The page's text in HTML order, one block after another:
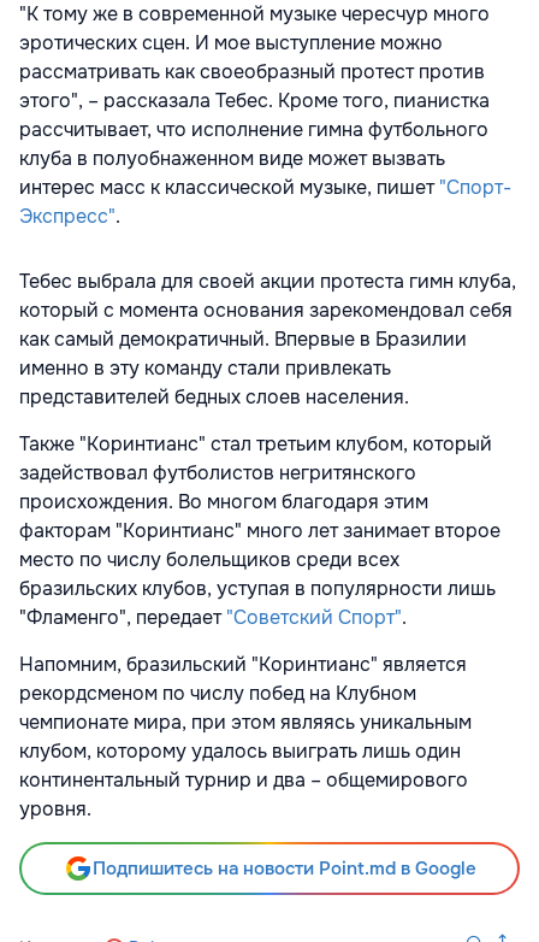
"К тому же в современной музыке чересчур много
эротических сцен. И мое выступление можно
рассматривать как своеобразный протест против
этого", – рассказала Тебес. Кроме того, пианистка
рассчитывает, что исполнение гимна футбольного
клуба в полуобнаженном виде может вызвать
интерес масс к классической музыке, пишет"Спорт-
Экспресс".
Тебес выбрала для своей акции протеста гимн клуба,
который с момента основания зарекомендовал себя
как самый демократичный. Впервые в Бразилии
именно в эту команду стали привлекать
представителей бедных слоев населения.
Также "Коринтианс" стал третьим клубом, который
задействовал футболистов негритянского
происхождения. Во многом благодаря этим
факторам "Коринтианс" много лет занимает второе
место по числу болельщиков среди всех
бразильских клубов, уступая в популярности лишь
"Фламенго", передает"Советский Спорт".
Напомним, бразильский "Коринтианс" является
рекордсменом по числу побед на Клубном
чемпионате мира, при этом являясь уникальным
клубом, которому удалось выиграть лишь один
континентальный турнир и два – общемирового
уровня.
Подпишитесь на новости Point.md в Google